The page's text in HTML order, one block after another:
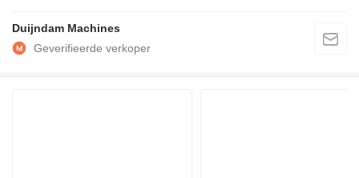
Duijndam Machines